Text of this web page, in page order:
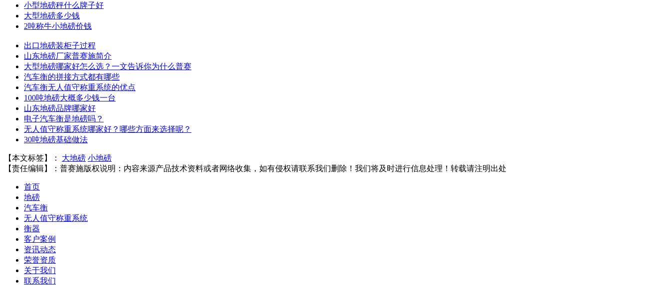
小型地磅秤什么牌子好
大型地磅多少钱
2吨称牛小地磅价钱
出口地磅装柜子过程
山东地磅厂家普赛施简介
大型地磅哪家好怎么选？一文告诉你为什么普赛
汽车衡的拼接方式都有哪些
汽车衡无人值守称重系统的优点
100吨地磅大概多少钱一台
山东地磅品牌哪家好
电子汽车衡是地磅吗？
无人值守称重系统哪家好？哪些方面来选择呢？
30吨地磅基础做法
【本文标签】： 大地磅 小地磅
【责任编辑】： 普赛施版权说明：内容来源产品技术资料或者网络收集，如有侵权请联系我们删除！我们将及时进行信息处理！转载请注明出处
首页
地磅
汽车衡
无人值守称重系统
衡器
客户案例
资讯动态
荣誉资质
关于我们
联系我们